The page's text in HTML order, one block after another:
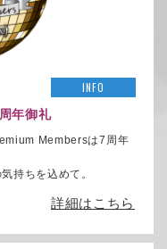
INFO
年御礼
Membersは7周年
持ちを込めて。
詳細はこちら